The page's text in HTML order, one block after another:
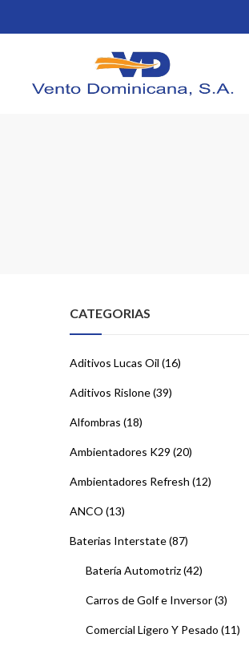
CATEGORIAS
Aditivos Lucas Oil (16)
Aditivos Rislone(39)
Alfombras (18)
Ambientadores K29 (20)
Ambientadores Refresh (12)
ANCO (13)
Baterias Interstate(87)
Batería Automotriz(42)
Carros de Golf e Inversor(3)
Comercial Ligero Y Pesado (11)